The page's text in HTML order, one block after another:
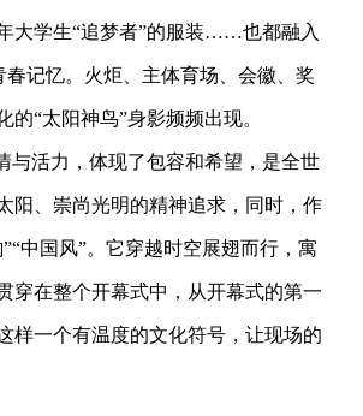
大学生“追梦者”的服装……也都融入
春记忆。火炬、主体育场、会徽、奖
“太阳神鸟”身影频频出现。
与活力，体现了包容和希望，是全世
阳、崇尚光明的精神追求，同时，作
中国风”。它穿越时空展翅而行，寓
穿在整个开幕式中，从开幕式的第一
样一个有温度的文化符号，让现场的